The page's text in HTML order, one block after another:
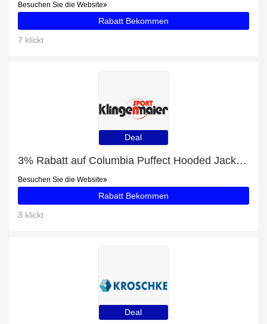
Besuchen Sie die Website
Rabatt Bekommen
7 klickt
Deal
3% Rabatt auf Columbia Puffect Hooded Jacket Herren Winterjacke grün schwarz
Besuchen Sie die Website
Rabatt Bekommen
3 klickt
Deal